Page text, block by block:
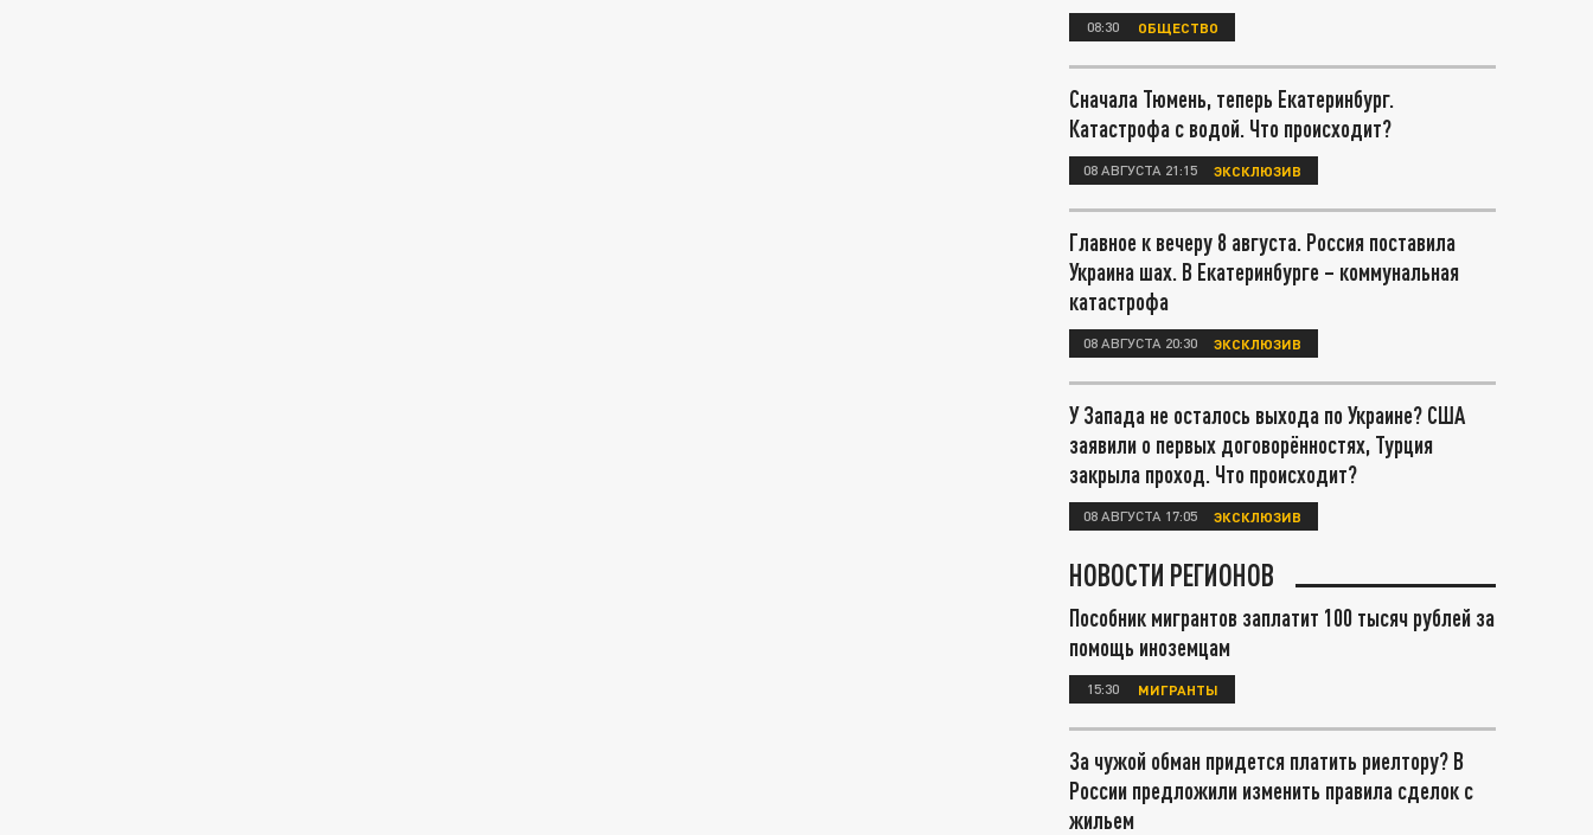
08:30 ОБЩЕСТВО
Сначала Тюмень, теперь Екатеринбург.
Катастрофа с водой. Что происходит?
08 АВГУСТА 21:15 ЭКСКЛЮЗИВ
Главное к вечеру 8 августа. Россия поставила
Украина шах. В Екатеринбурге – коммунальная
катастрофа
08 АВГУСТА 20:30 ЭКСКЛЮЗИВ
У Запада не осталось выхода по Украине? США
заявили о первых договорённостях, Турция
закрыла проход. Что происходит?
08 АВГУСТА 17:05 ЭКСКЛЮЗИВ
НОВОСТИ РЕГИОНОВ
Пособник мигрантов заплатит 100 тысяч рублей за
помощь иноземцам
15:30 МИГРАНТЫ
За чужой обман придется платить риелтору? В
России предложили изменить правила сделок с
жильем